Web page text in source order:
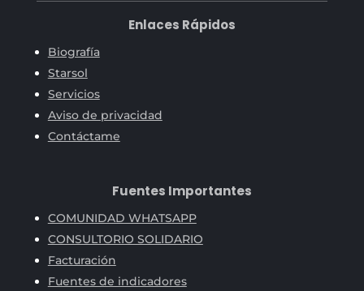
Enlaces Rápidos
Biografía
Starsol
Servicios
Aviso de privacidad
Contáctame
Fuentes Importantes
COMUNIDAD WHATSAPP
CONSULTORIO SOLIDARIO
Facturación
Fuentes de indicadores